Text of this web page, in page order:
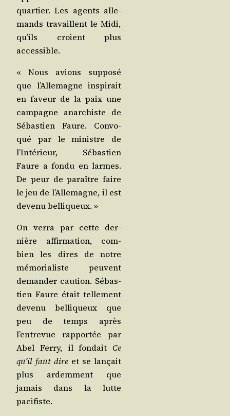
quar­tier. Les agents alle­
mands tra­vaillent le Midi,
qu’ils croient plus
accessible.
« Nous avions sup­po­sé
que l’Allemagne ins­pi­rait
en faveur de la paix une
cam­pagne anar­chiste de
Sébas­tien Faure. Convo­
qué par le ministre de
l’Intérieur, Sébas­tien
Faure a fon­du en larmes.
De peur de paraître faire
le jeu de l’Allemagne, il est
deve­nu belliqueux. »
On ver­ra par cette der­
nière affir­ma­tion, com­
bien les dires de notre
mémo­ria­liste peuvent
deman­der cau­tion. Sébas­
tien Faure était tel­le­ment
deve­nu bel­li­queux que
peu de temps après
l’entrevue rap­por­tée par
Abel Fer­ry, il fon­dait Ce
qu’il faut dire et se lan­çait
plus ardem­ment que
jamais dans la lutte
pacifiste.